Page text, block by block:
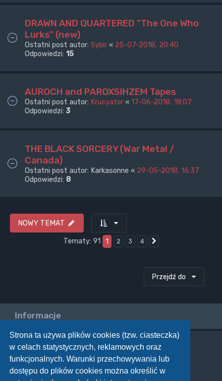
Strona ta używa plików cookies (tzw. ciasteczka)
w celach statystycznych, reklamowych oraz
funkcjonalnych. Warunki przechowywania lub
dostępu do plików cookies można określić w
DRAWN AND QUARTERED "The One Who
Lurks" (new)
Ostatni post autor: Sybir « 25-07-2018, 20:40
Odpowiedzi: 15
AUROCH and PAROXSIHZEM Tapes
Ostatni post autor: Krucyator « 17-06-2018, 18:07
Odpowiedzi: 3
THE BLACK SORCERY (War Metal /
Canada)
Ostatni post autor: Karkasonne « 29-05-2018, 16:37
Odpowiedzi: 8
NOWY TEMAT
Tematy: 91
1 2 3 4
Przejdź do
Informacje
Twoje uprawnienia na tym forum
Nie możesztworzyć nowych tematów
Nie możeszodpowiadać w tematach